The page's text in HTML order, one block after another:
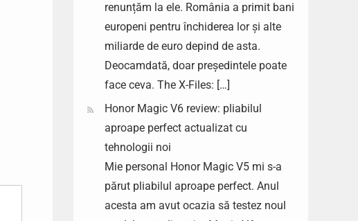
renunțăm la ele. România a primit bani
europeni pentru închiderea lor și alte
miliarde de euro depind de asta.
Deocamdată, doar președintele poate
face ceva. The X-Files: […]
Honor Magic V6 review: pliabilul
aproape perfect actualizat cu
tehnologii noi
Mie personal Honor Magic V5 mi s-a
părut pliabilul aproape perfect. Anul
acesta am avut ocazia să testez noul